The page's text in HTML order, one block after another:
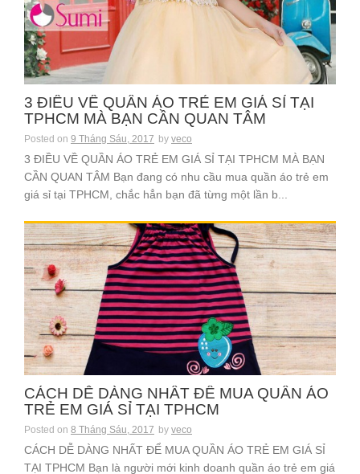
3 ĐIỀU VỀ QUẦN ÁO TRẺ EM GIÁ SỈ TẠI
TPHCM MÀ BẠN CẦN QUAN TÂM
Posted on 9 Tháng Sáu, 2017 by veco
3 ĐIỀU VỀ QUẦN ÁO TRẺ EM GIÁ SỈ TẠI TPHCM MÀ BẠN
CẦN QUAN TÂM Bạn đang có nhu cầu mua quần áo trẻ em
giá sỉ tại TPHCM, chắc hẳn bạn đã từng một lần b...
CÁCH DỄ DÀNG NHẤT ĐỂ MUA QUẦN ÁO
TRẺ EM GIÁ SỈ TẠI TPHCM
Posted on 8 Tháng Sáu, 2017 by veco
CÁCH DỄ DÀNG NHẤT ĐỂ MUA QUẦN ÁO TRẺ EM GIÁ SỈ
TẠI TPHCM Bạn là người mới kinh doanh quần áo trẻ em giá